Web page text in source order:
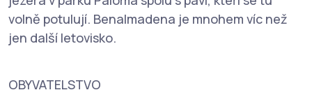
volně potulují. Benalmadena je mnohem víc než
jen další letovisko.
OBYVATELSTVO